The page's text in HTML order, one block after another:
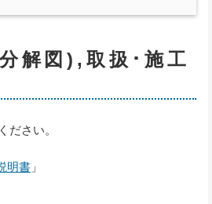
解図),取扱･施工
ださい。
明書 」